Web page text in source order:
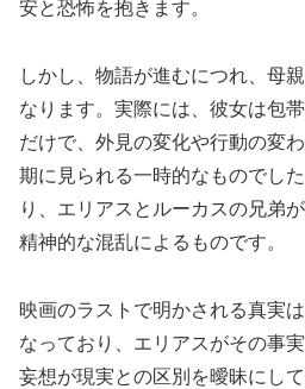
安と恐怖を抱きます。
しかし、物語が進むにつれ、母
なります。実際には、彼女は包
だけで、外見の変化や行動の変
期に見られる一時的なものでし
り、エリアスとルーカスの兄弟
精神的な混乱によるものです。
映画のラストで明かされる真実
なっており、エリアスがその事
妄想が現実との区別を曖昧にし